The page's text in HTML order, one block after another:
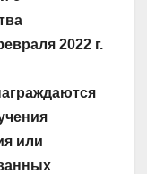
2022 г.
или